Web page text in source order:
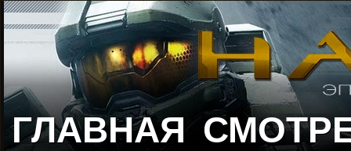
ГЛАВНАЯ